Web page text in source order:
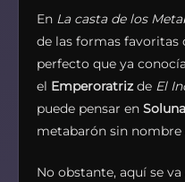
En La casta de los
de las formas favoritas
perfecto que ya
el Emperoratrizde El
puede pensar en Soluna
metabarón sin
No obstante, aquí se